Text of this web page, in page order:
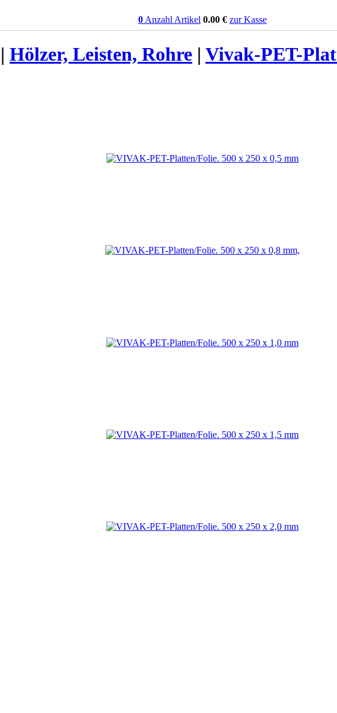
0 Anzahl Artikel 0.00 € zur Kasse
| Hölzer, Leisten, Rohre | Vivak-PET-